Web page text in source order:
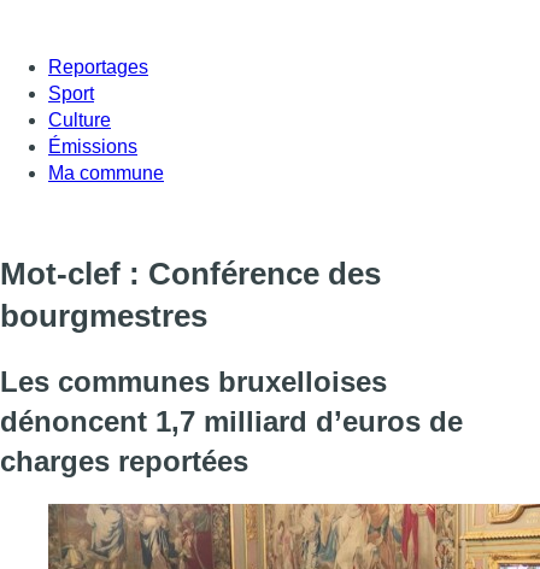
Reportages
Sport
Culture
Émissions
Ma commune
Mot-clef : Conférence des
bourgmestres
Les communes bruxelloises
dénoncent 1,7 milliard d’euros de
charges reportées